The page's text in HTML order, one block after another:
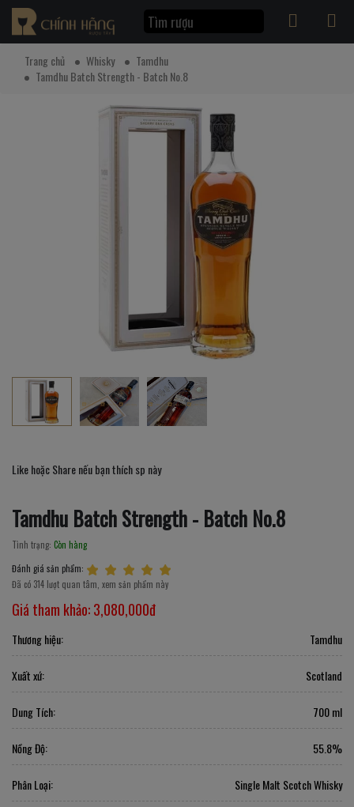
Trang chủ Whisky
Tamdhu
Tamdhu Batch Strength - Batch No.8
Like hoặc Share nếu bạn thích sp này
Tamdhu Batch Strength - Batch No.8
Tình trạng: Còn hàng
Đánh giá sản phẩm:
Đã có 314 lượt quan tâm, xem sản phẩm này
Giá tham khảo:3,080,000đ
Thương hiệu: Tamdhu
Xuất xứ: Scotland
Dung Tích: 700 ml
Nồng Độ: 55.8%
Phân Loại: Single Malt Scotch Whisky